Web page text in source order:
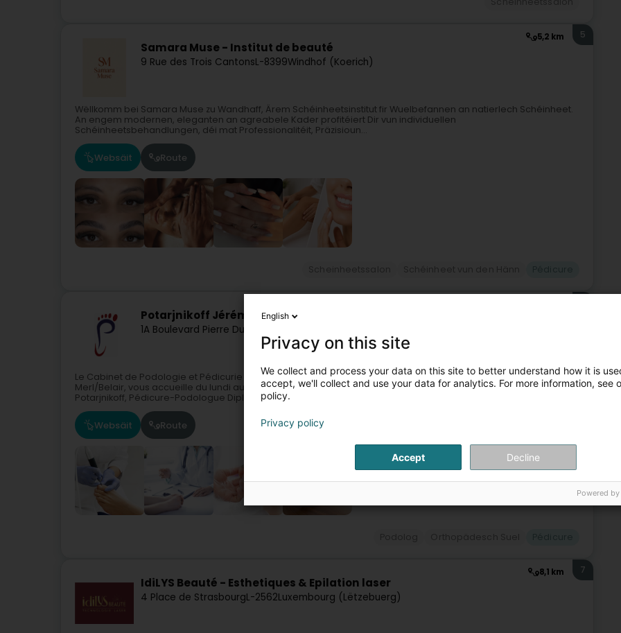
5,2 km
Samara Muse - Institut de beauté
9 Rue des Trois CantonsL-8399Windhof (Koerich)
5
Wëllkomm bei Samara Muse zu Wandhaff, Ärem Schéinheetsinstitut fir Wuelbefannen an natierlech Schéinheet.
An engem modernen, eleganten an agreabele Kader profitéiert Dir vun individuellen
Schéinheetsbehandlungen, déi mat Professionalitéit, Präzisioun...
Websäit Route
Potarjnikoff Jérémy
1A Boulevard Pierre Dupong
Le Cabinet de Podologie et Pédicurie Médicale Jérémy Potarjnikoff situé à Luxembourg, dans le quartier de
Merl/Belair, vous accueille du lundi au vendredi de 8h30 à 19h30, sur rendez-vous uniquement.Jérémy
Potarjnikoff, Pédicure-Podologue Diplômé...
Websäit Route
8,1 km
IdiLYS Beauté - Esthetiques & Epilation laser
4 Place de StrasbourgL-2562Luxembourg (Lëtzebuerg)
7
English
Privacy on this site
We collect and process your data on this site to better understand how it is
accept, we'll collect and use your data for analytics. For more information, see
policy.
Privacy policy
Accept Decline
Powered by